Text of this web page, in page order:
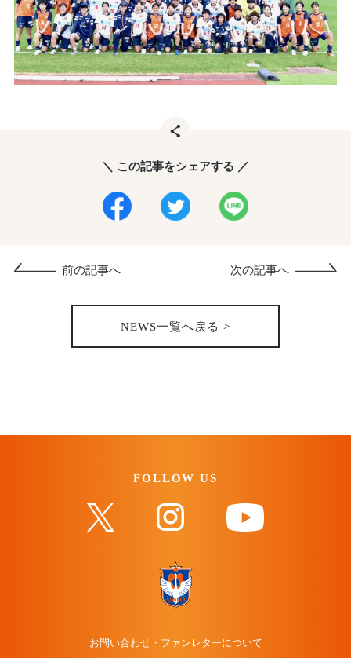
＼ この記事をシェアする ／
NEWS一覧へ戻る >
前の記事へ 次の記事へ
FOLLOW US
お問い合わせ・ファンレターについて